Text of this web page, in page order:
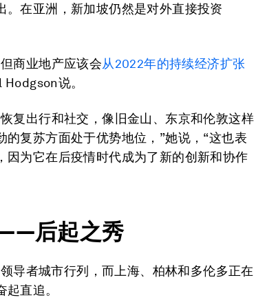
。在亚洲，新加坡仍然是对外直接投资
商业地产应该会从2022年的持续经济扩张
说。
复出行和社交，像旧金山、东京和伦敦这样
的复苏方面处于优势地位，”她说，“这也表
因为它在后疫情时代成为了新的创新和协作
后起之秀
导者城市行列，而上海、柏林和多伦多正在
直追。